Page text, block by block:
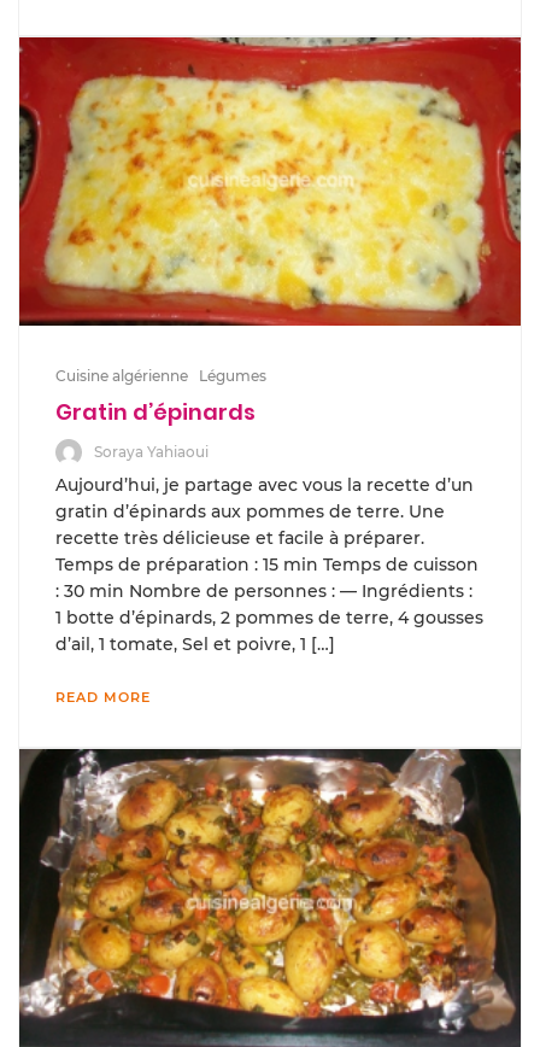
Cuisine algérienne Légumes
Gratin d’épinards
Soraya Yahiaoui
Aujourd’hui, je partage avec vous la recette d’un
gratin d’épinards aux pommes de terre. Une
recette très délicieuse et facile à préparer.
Temps de préparation : 15 min Temps de cuisson
: 30 min Nombre de personnes : — Ingrédients :
1 botte d’épinards, 2 pommes de terre, 4 gousses
d’ail, 1 tomate, Sel et poivre, 1 […]
READ MORE